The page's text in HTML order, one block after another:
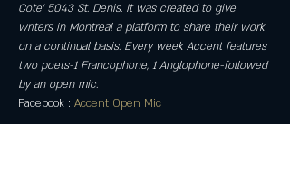
Cote' 5043 St. Denis. It was created to give
writers in Montreal a platform to share their work
on a continual basis. Every week Accent features
two poets-1 Francophone, 1 Anglophone-followed
by an open mic.
Facebook : Accent Open Mic